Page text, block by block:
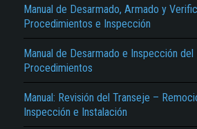
Manual de Desarmado, Armado y
Procedimientos e Inspección
Manual de Desarmado e Inspección
Procedimientos
Manual: Revisión del Transeje –
Inspección e Instalación
El Título es incorrecto según
Texto o Imagen de portada son
Reportar otro tipo de error...